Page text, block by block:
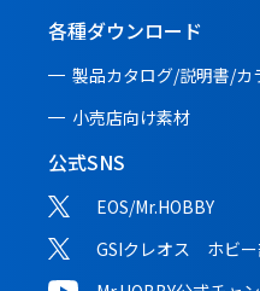
各種ダウンロード
製品カタログ/説明書/カ
小売店向け素材
公式SNS
EOS/Mr.HOBBY
GSIクレオス ホビー